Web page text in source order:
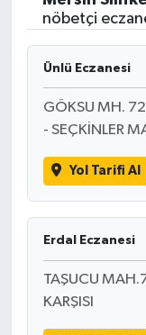
nöbetçi
Ünlü Eczanesi
GÖKSU MH. 72
- SEÇKİNLER
Yol Tarifi Al
Erdal Eczanesi
TAŞUCU
KARŞISI